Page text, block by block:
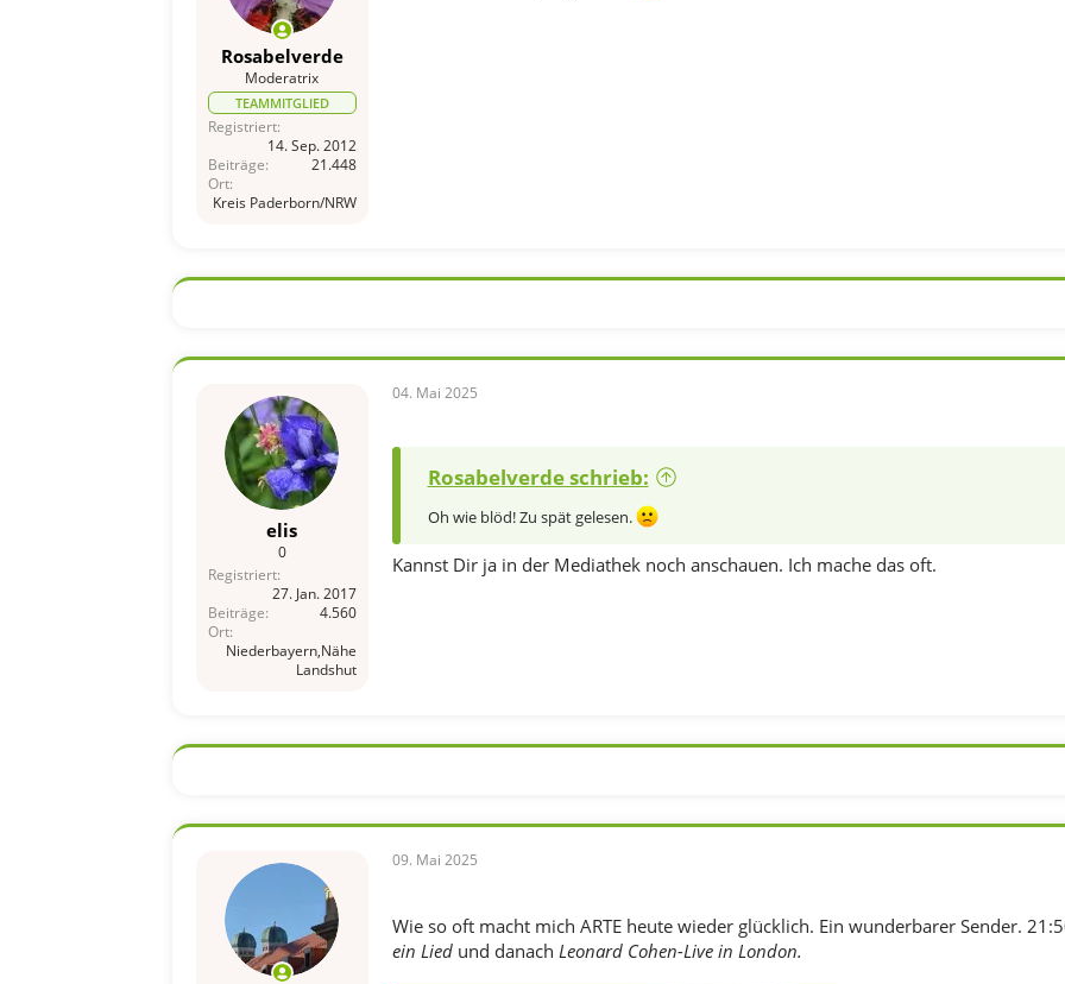
Rosabelverde
Moderatrix
TEAMMITGLIED
Registriert
14. Sep. 2012
Beiträge
21.448
Ort
Kreis Paderborn/NRW
elis
0
Registriert
27. Jan. 2017
Beiträge
4.560
Ort
Niederbayern,Nähe
Landshut
04. Mai 2025
Rosabelverde schrieb:
Oh wie blöd! Zu spät gelesen.
Kannst Dir ja in der Mediathek noch anschauen. Ich mache das oft.
09. Mai 2025
Wie so oft macht mich ARTE heute wieder glücklich. Ein wunderbarer Sender.
ein Lied und danach Leonard Cohen-Live in London.